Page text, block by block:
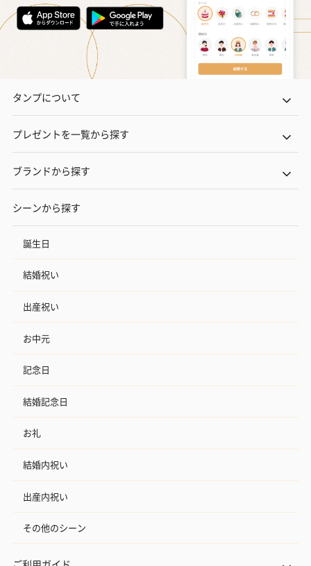
ゼリーバウム カット
（レモン＆紅茶）（432
円）
麦わらパンダバウム
3層デザート
り〜 3号（
スキンケアグッズを同梱してお届けします。
ハンドクリーム3本セッ
ト【ありがとう】
シャワージェル＆ハン
シャワージェ
リラックスグッズ
リラックスグッズを同梱してお届けします。
タンプについて
プレゼントを一覧から探す
ブランドから探す
シーンから探す
誕生日
結婚祝い
出産祝い
お中元
記念日
結婚記念日
お礼
結婚内祝い
出産内祝い
その他のシーン